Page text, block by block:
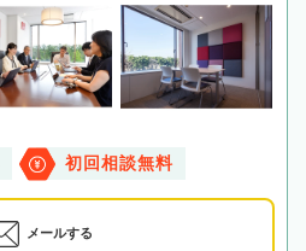
初回相談無料
メールする